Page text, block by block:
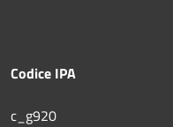
Codice IPA
c_g920